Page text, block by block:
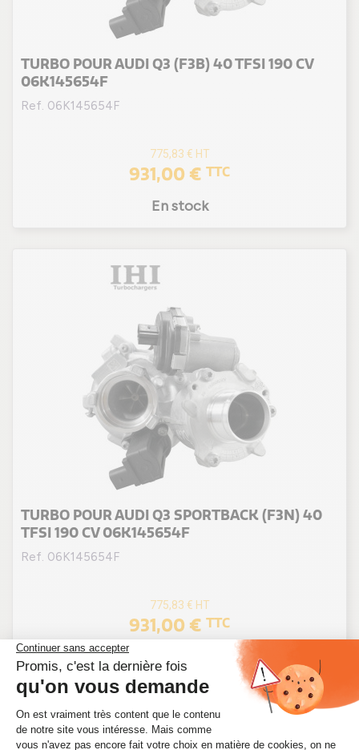
TURBO POUR AUDI Q3 (F3B) 40 TFSI 190 CV
06K145654F
Ref. 06K145654F
775,83 € HT
931,00 € TTC
En stock
TURBO POUR AUDI Q3 SPORTBACK (F3N) 40
TFSI 190 CV 06K145654F
Ref. 06K145654F
775,83 € HT
931,00 € TTC
En stock